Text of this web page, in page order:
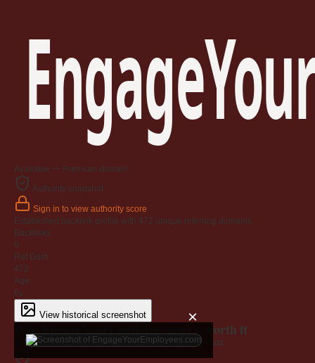
Available — Premium domain
Authority snapshot
Sign in to view authority score
Established backlink profile with 472 unique referring domains.
Backlinks
0
Ref Dom
472
Age
6y
View historical screenshot ×
Why EngageYourEmployees.com is worth it
Every claim below is backed by verified third-party data.